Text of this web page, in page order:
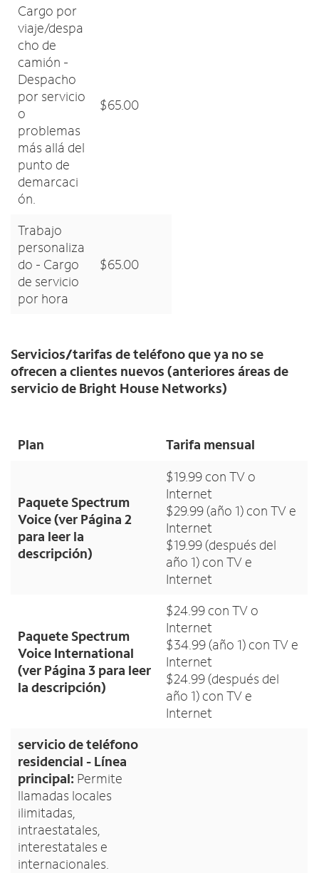
Cargo por
viaje/despa
cho de
camión -
Despacho
por servicio
o
problemas
más allá del
punto de
demarcaci
ón.
$65.00
Trabajo
personaliza
do - Cargo
de servicio
por hora
$65.00
Servicios/tarifas de teléfono que ya no se
ofrecen a clientes nuevos (anteriores áreas de
servicio de Bright House Networks)
Plan Tarifa mensual
Paquete Spectrum
Voice (ver Página 2
para leer la
descripción)
$19.99 con TV o
Internet
$29.99 (año 1) con TV e
Internet
$19.99 (después del
año 1) con TV e
Internet
Paquete Spectrum
Voice International
(ver Página 3 para leer
la descripción)
$24.99 con TV o
Internet
$34.99 (año 1) con TV e
Internet
$24.99 (después del
año 1) con TV e
Internet
servicio de teléfono
residencial - Línea
principal: Permite
llamadas locales
ilimitadas,
intraestatales,
interestatales e
internacionales.